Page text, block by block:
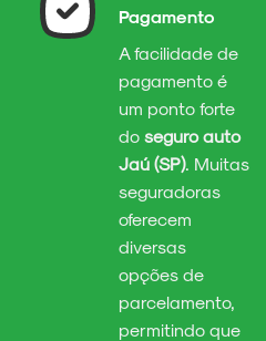
Pagamento
A facilidade de
pagamento é
um ponto forte
do seguro auto
Jaú (SP). Muitas
seguradoras
oferecem
diversas
opções de
parcelamento,
permitindo que